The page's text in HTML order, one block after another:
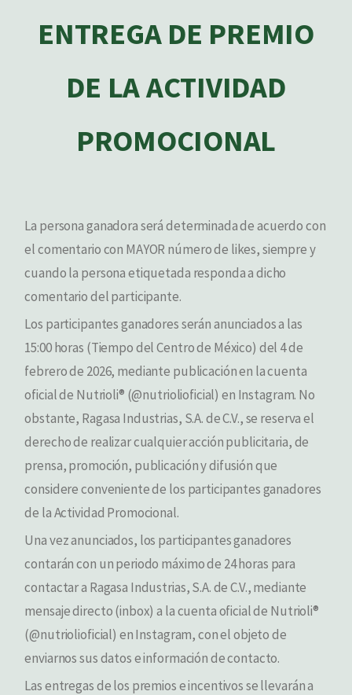
ENTREGA DE PREMIO
DE LA ACTIVIDAD
PROMOCIONAL
La persona ganadora será determinada de acuerdo con
el comentario con MAYOR número de likes, siempre y
cuando la persona etiquetada responda a dicho
comentario del participante.
Los participantes ganadores serán anunciados a las
15:00 horas (Tiempo del Centro de México) del 4 de
febrero de 2026, mediante publicación en la cuenta
oficial de Nutrioli® (@nutriolioficial) en Instagram. No
obstante, Ragasa Industrias, S.A. de C.V., se reserva el
derecho de realizar cualquier acción publicitaria, de
prensa, promoción, publicación y difusión que
considere conveniente de los participantes ganadores
de la Actividad Promocional.
Una vez anunciados, los participantes ganadores
contarán con un periodo máximo de 24 horas para
contactar a Ragasa Industrias, S.A. de C.V., mediante
mensaje directo (inbox) a la cuenta oficial de Nutrioli®
(@nutriolioficial) en Instagram, con el objeto de
enviarnos sus datos e información de contacto.
Las entregas de los premios e incentivos se llevarán a